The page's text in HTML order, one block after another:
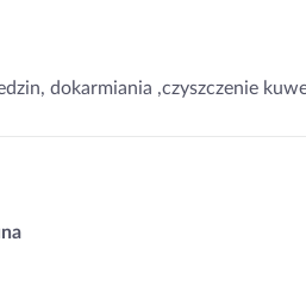
dokarmiania ,czyszczenie